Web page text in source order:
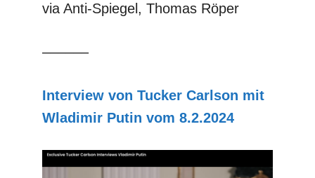
via Anti-Spiegel, Thomas Röper
––––––
Interview von Tucker Carlson mit
Wladimir Putin vom 8.2.2024